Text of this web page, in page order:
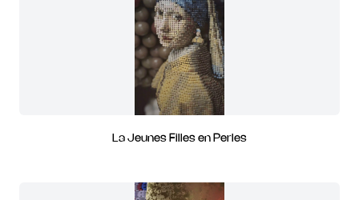
La Jeunes Filles en Perles